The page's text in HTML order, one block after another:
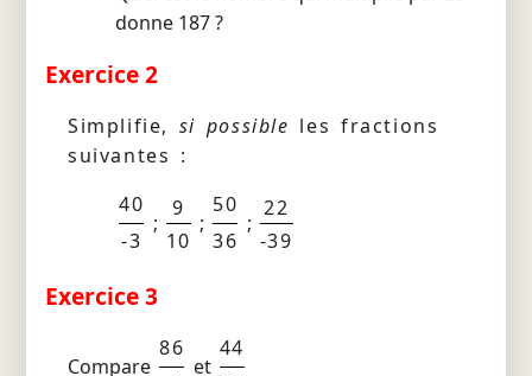
donne 187 ?
Exercice 2
Simplifie, si possible les fractions
suivantes :
40
-3
;
9
10
;
50
36
;
22
-39
Exercice 3
Compare
86
et
44